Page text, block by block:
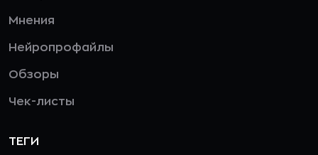
Мнения
Нейропрофайлы
Обзоры
Чек-листы
ТЕГИ